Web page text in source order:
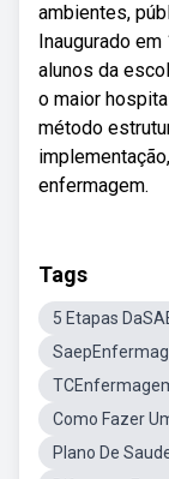
ambientes,
Inaugurado
alunos da
o maior
método
enfermagem.
Tags
5 Etapas
Como Fazer
Plano De